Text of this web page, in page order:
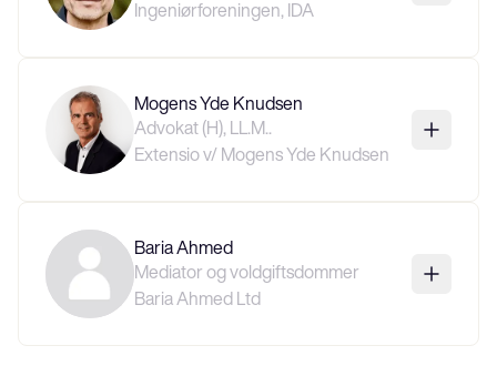
Ingeniørforeningen, IDA
Mogens Yde Knudsen
Advokat (H), LL.M..
Extensio v/ Mogens Yde Knudsen
Baria Ahmed
Mediator og voldgiftsdommer
Baria Ahmed Ltd